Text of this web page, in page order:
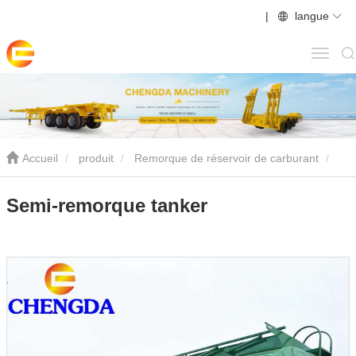
| langue
Accueil produit Remorque de réservoir de carburant
Semi-remorque tanker
Semi-remorque tanker